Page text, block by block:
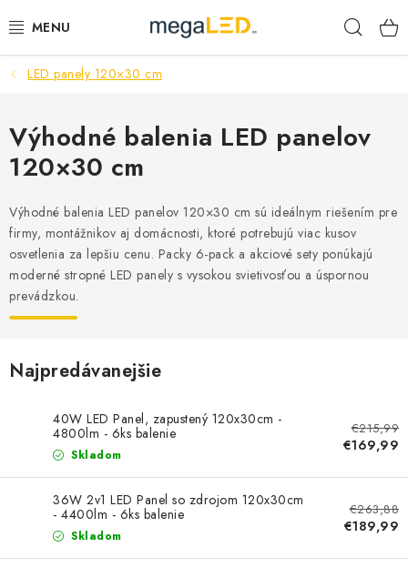
na
PRIEMYSEL
SVIETIDLÁ
ŽIAROVKY A TRUBICE
PRACOVNÉ SVIETIDLÁ
ELEKTROMATERIÁL
VENTILÁTORY
SAMSUNG SVIETIDLÁ
SEZÓNNE VÝPREDAJE POĽNOPOTREBY
DOM A ZÁHRADA
LED panely 120×30 cm
Výhodné balenia LED panelov
120×30 cm
Výhodné balenia LED panelov 120×30 cm sú ideálnym riešením pre
firmy, montážnikov aj domácnosti, ktoré potrebujú viac kusov
osvetlenia za lepšiu cenu. Packy 6-pack a akciové sety ponúkajú
moderné stropné LED panely s vysokou svietivosťou a úspornou
prevádzkou.
Najpredávanejšie
40W LED Panel, zapustený 120x30cm -
4800lm - 6ks balenie
Skladom
€215,99
€169,99
36W 2v1 LED Panel so zdrojom 120x30cm
- 4400lm - 6ks balenie
Skladom
€263,88
€189,99